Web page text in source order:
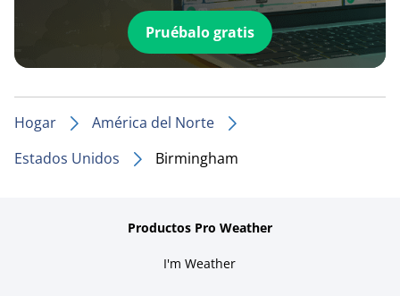
Pruébalo gratis
Hogar
América del Norte
Estados Unidos
Birmingham
Productos Pro Weather
I'm Weather